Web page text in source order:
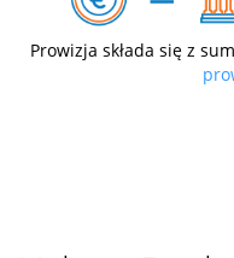
Prowizja składa się z